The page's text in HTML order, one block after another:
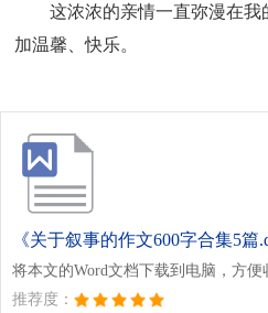
这浓浓的亲情一直弥漫在
加温馨、快乐。
《关于叙事的作文600字合集5篇
将本文的Word文档下载到电脑，方便
推荐度：